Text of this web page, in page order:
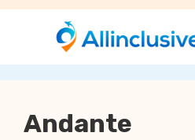
Andante